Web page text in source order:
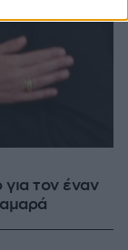
τον έναν